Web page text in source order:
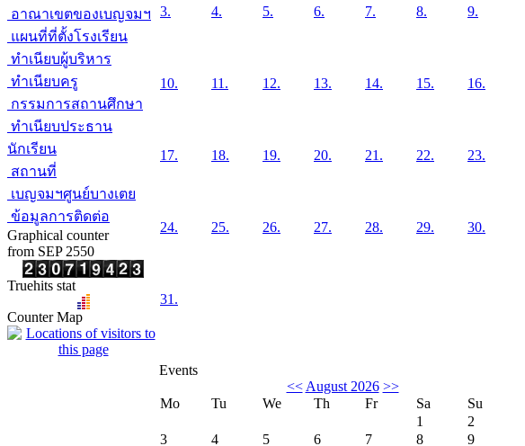
อาณาเขตของเบญจมฯ
แผนที่ที่ตั้งโรงเรียน
ทำเนียบผู้บริหาร
ทำเนียบครู
กรรมการสถานศึกษา
ทำเนียบประธาน
นักเรียน
สถานที่
เบญจมฯศูนย์บางเตย
ข้อมูลการติดต่อ
Graphical counter
from SEP 2550
Truehits stat
Counter Map
3. 4. 5. 6. 7. 8. 9.
10. 11. 12. 13. 14. 15. 16.
17. 18. 19. 20. 21. 22. 23.
24. 25. 26. 27. 28. 29. 30.
31.
Events
<< August 2026 >>
Mo
Tu We Th Fr Sa
Su
1
2
3
4 5 6 7 8
9